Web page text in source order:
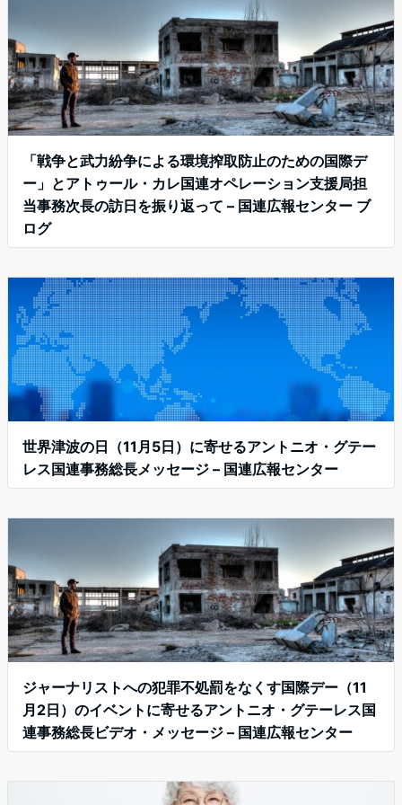
「戦争と武力紛争による環境搾取防止のための国際デ
ー」とアトゥール・カレ国連オペレーション支援局担
当事務次長の訪日を振り返って – 国連広報センター ブ
ログ
世界津波の日（11月5日）に寄せるアントニオ・グテー
レス国連事務総長メッセージ – 国連広報センター
ジャーナリストへの犯罪不処罰をなくす国際デー（11
月2日）のイベントに寄せるアントニオ・グテーレス国
連事務総長ビデオ・メッセージ – 国連広報センター